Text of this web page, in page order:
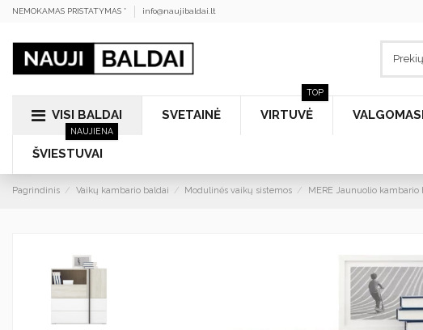
NEMOKAMAS PRISTATYMAS * info@naujibaldai.lt
VISI BALDAI SVETAINĖ VIRTUVĖ
TOP
ŠVIESTUVAI
NAUJIENA
Pagrindinis Vaikų kambario baldai Modulinės vaikų sistemos MERE Jaunuolio kambario